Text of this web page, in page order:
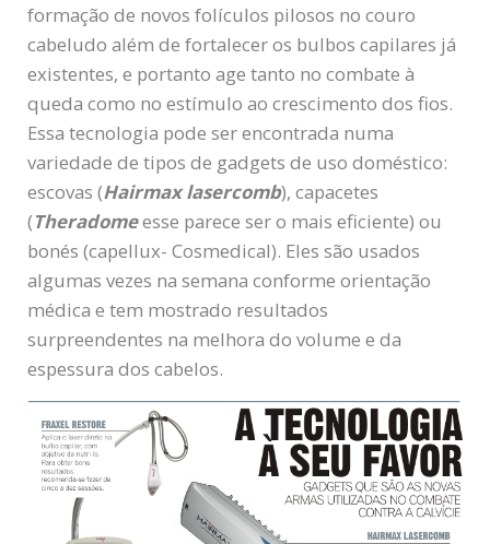
formação de novos folículos pilosos no couro
cabeludo além de fortalecer os bulbos capilares já
existentes, e portanto age tanto no combate à
queda como no estímulo ao crescimento dos fios.
Essa tecnologia pode ser encontrada numa
variedade de tipos de gadgets de uso doméstico:
escovas (Hairmax lasercomb), capacetes
(Theradomeesse parece ser o mais eficiente) ou
bonés (capellux- Cosmedical). Eles são usados
algumas vezes na semana conforme orientação
médica e tem mostrado resultados
surpreendentes na melhora do volume e da
espessura dos cabelos.